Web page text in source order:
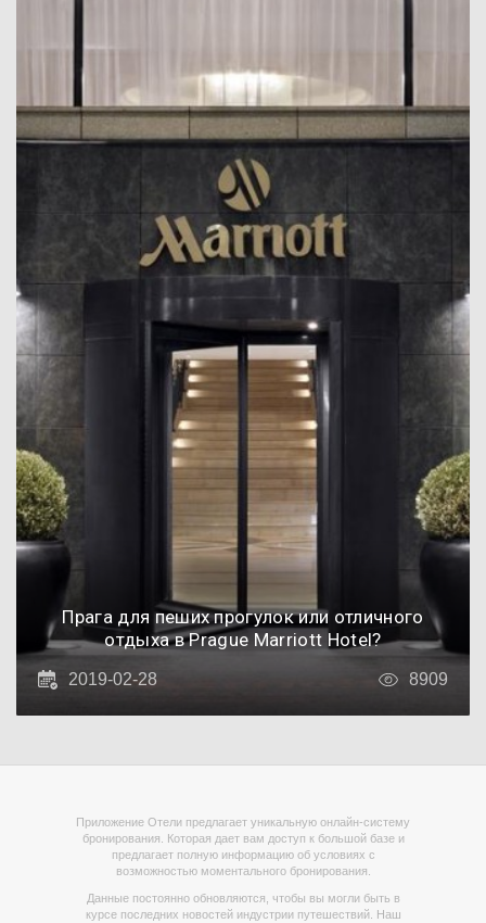
Прага для пеших прогулок или отличного
отдыха в Prague Marriott Hotel?
2019-02-28 8909
Приложение Отели предлагает уникальную онлайн-систему
бронирования. Которая дает вам доступ к большой базе и
предлагает полную информацию об условиях с
возможностью моментального бронирования.
Данные постоянно обновляются, чтобы вы могли быть в
курсе последних новостей индустрии путешествий. Наш